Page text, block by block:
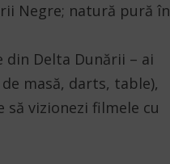
Negre; natură pură în
din Delta Dunării – ai
masă, darts, table),
să vizionezi filmele cu